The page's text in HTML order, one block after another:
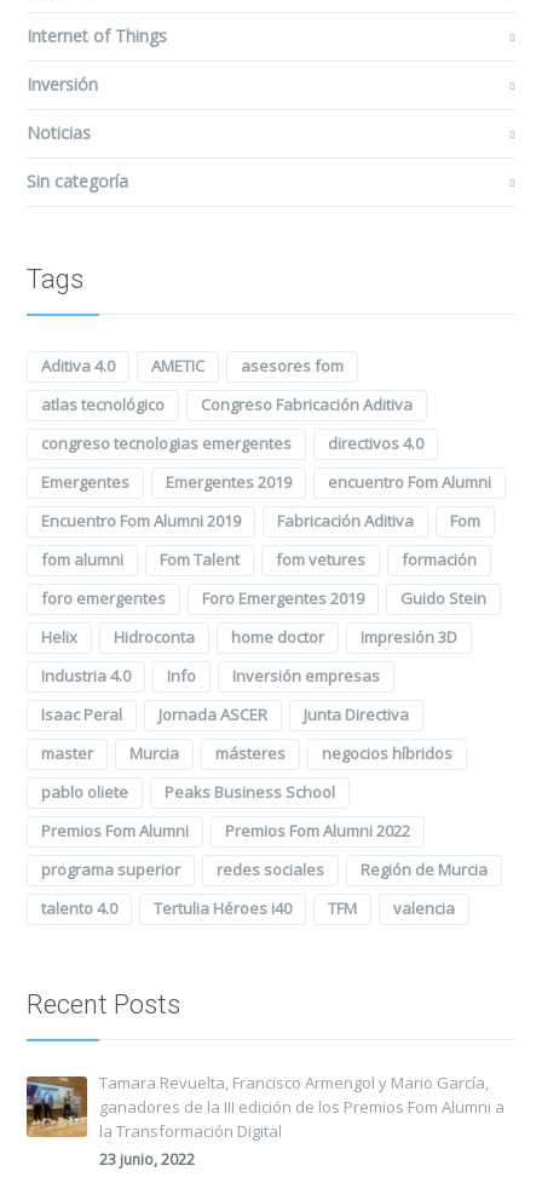
Internet of Things
Inversión
Noticias
Sin categoría
Tags
Aditiva 4.0 AMETIC
asesores fom
atlas tecnológico
Congreso Fabricación Aditiva
congreso tecnologias emergentes
directivos 4.0
Emergentes
Emergentes 2019
encuentro Fom Alumni
Encuentro Fom Alumni 2019
Fabricación Aditiva
Fom
fom alumni
Fom Talent fom vetures
formación
foro emergentes
Foro Emergentes 2019
Guido Stein
Helix
Hidroconta home doctor
Impresión 3D
Industria 4.0
Info
Inversión empresas
Isaac Peral
Jornada ASCER
Junta Directiva
master
Murcia másteres
negocios híbridos
pablo oliete
Peaks Business School
Premios Fom Alumni
Premios Fom Alumni 2022
programa superior
redes sociales
Región de Murcia
talento 4.0
Tertulia Héroes i40 TFM valencia
Recent Posts
Tamara Revuelta, Francisco Armengol y Mario García,
ganadores de la III edición de los Premios Fom Alumni a
la Transformación Digital
23 junio, 2022